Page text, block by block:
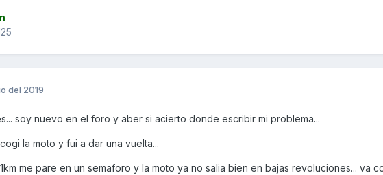
del 2019
soy nuevo en el foro y aber si acierto donde escribir mi problema...
la moto y fui a dar una vuelta...
me pare en un semaforo y la moto ya no salia bien en bajas revoluciones... va